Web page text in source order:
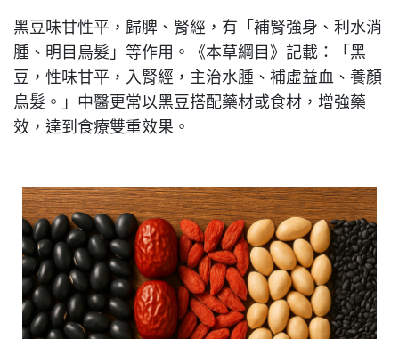
黑豆味甘性平，歸脾、腎經，有「補腎強身、利水消
腫、明目烏髮」等作用。《本草綱目》記載：「黑
豆，性味甘平，入腎經，主治水腫、補虛益血、養顏
烏髮。」中醫更常以黑豆搭配藥材或食材，增強藥
效，達到食療雙重效果。